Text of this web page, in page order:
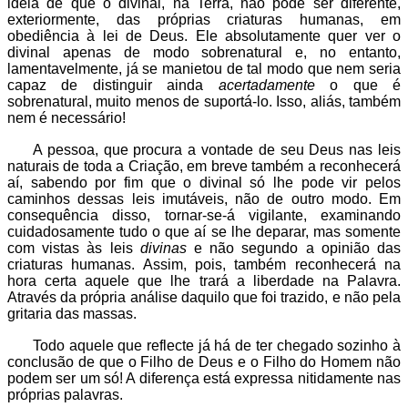
exteriormente, das próprias criaturas humanas, em
obediência à lei de Deus. Ele absolutamente quer ver o
divinal apenas de modo sobrenatural e, no entanto,
lamentavelmente, já se manietou de tal modo que nem seria
capaz de distinguir ainda acertadamenteo que é
sobrenatural, muito menos de suportá-lo. Isso, aliás, também
nem é necessário!
A pessoa, que procura a vontade de seu Deus nas leis
naturais de toda a Criação, em breve também a reconhecerá
aí, sabendo por fim que o divinal só lhe pode vir pelos
caminhos dessas leis imutáveis, não de outro modo. Em
consequência disso, tornar-se-á vigilante, examinando
cuidadosamente tudo o que aí se lhe deparar, mas somente
com vistas às leis divinase não segundo a opinião das
criaturas humanas. Assim, pois, também reconhecerá na
hora certa aquele que lhe trará a liberdade na Palavra.
Através da própria análise daquilo que foi trazido, e não pela
gritaria das massas.
Todo aquele que reflecte já há de ter chegado sozinho à
conclusão de que o Filho de Deus e o Filho do Homem não
podem ser um só! A diferença está expressa nitidamente nas
próprias palavras.